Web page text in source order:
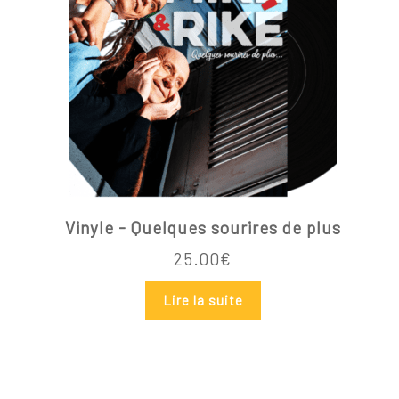
Vinyle - Quelques sourires de plus
25.00€
Lire la suite